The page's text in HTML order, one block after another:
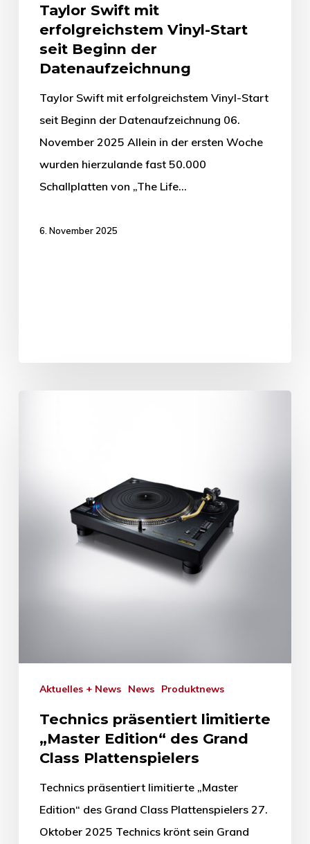
Taylor Swift mit
erfolgreichstem Vinyl-Start
seit Beginn der
Datenaufzeichnung
Taylor Swift mit erfolgreichstem Vinyl-Start
seit Beginn der Datenaufzeichnung 06.
November 2025 Allein in der ersten Woche
wurden hierzulande fast 50.000
Schallplatten von „The Life…
6. November 2025
Aktuelles + News News Produktnews
Technics präsentiert limitierte
„Master Edition“ des Grand
Class Plattenspielers
Technics präsentiert limitierte „Master
Edition“ des Grand Class Plattenspielers 27.
Oktober 2025 Technics krönt sein Grand